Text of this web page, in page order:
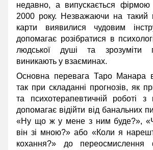
недавно, а випускається
2000 року. Незважаючи на такий
карти виявилися чудовим
допомагає розібратися в
людської душі та зрозуміти
виникають у взаєминах.
Основна перевага Таро Манара
так при складанні прогнозів, як
та психотерапевтичній роботі з
допомагає відійти від банальних
«Ну що ж у мене з ним буде?»,
він зі мною?» або «Коли я
кохання?» до переосмислення